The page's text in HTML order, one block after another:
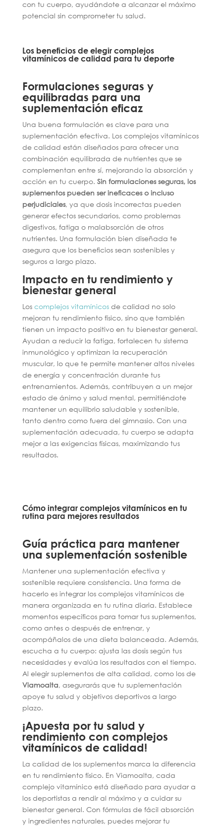
con tu cuerpo, ayudándote a alcanzar el máximo
potencial sin comprometer tu salud.
Los beneficios de elegir complejos
vitamínicos de calidad para tu deporte
Formulaciones seguras y
equilibradas para una
suplementación eficaz
Una buena formulación es clave para una
suplementación efectiva. Los complejos vitamínicos
de calidad están diseñados para ofrecer una
combinación equilibrada de nutrientes que se
complementan entre sí, mejorando la absorción y
acción en tu cuerpo. Sin formulaciones seguras, los
suplementos pueden ser ineficaces o incluso
perjudiciales, ya que dosis incorrectas pueden
generar efectos secundarios, como problemas
digestivos, fatiga o malabsorción de otros
nutrientes. Una formulación bien diseñada te
asegura que los beneficios sean sostenibles y
seguros a largo plazo.
Impacto en tu rendimiento y
bienestar general
Los complejos vitamínicosde calidad no solo
mejoran tu rendimiento físico, sino que también
tienen un impacto positivo en tu bienestar general.
Ayudan a reducir la fatiga, fortalecen tu sistema
inmunológico y optimizan la recuperación
muscular, lo que te permite mantener altos niveles
de energía y concentración durante tus
entrenamientos. Además, contribuyen a un mejor
estado de ánimo y salud mental, permitiéndote
mantener un equilibrio saludable y sostenible,
tanto dentro como fuera del gimnasio. Con una
suplementación adecuada, tu cuerpo se adapta
mejor a las exigencias físicas, maximizando tus
resultados.
Cómo integrar complejos vitamínicos en tu
rutina para mejores resultados
Guía práctica para mantener
una suplementación sostenible
Mantener una suplementación efectiva y
sostenible requiere consistencia. Una forma de
hacerlo es integrar los complejos vitamínicos de
manera organizada en tu rutina diaria. Establece
momentos específicos para tomar tus suplementos,
como antes o después de entrenar, y
acompáñalos de una dieta balanceada. Además,
escucha a tu cuerpo: ajusta las dosis según tus
necesidades y evalúa los resultados con el tiempo.
Al elegir suplementos de alta calidad, como los de
Viamoalta, asegurarás que tu suplementación
apoye tu salud y objetivos deportivos a largo
plazo.
¡Apuesta por tu salud y
rendimiento con complejos
vitamínicos de calidad!
La calidad de los suplementos marca la diferencia
en tu rendimiento físico. En Viamoalta, cada
complejo vitamínico está diseñado para ayudar a
los deportistas a rendir al máximo y a cuidar su
bienestar general. Con fórmulas de fácil absorción
y ingredientes naturales, puedes mejorar tu